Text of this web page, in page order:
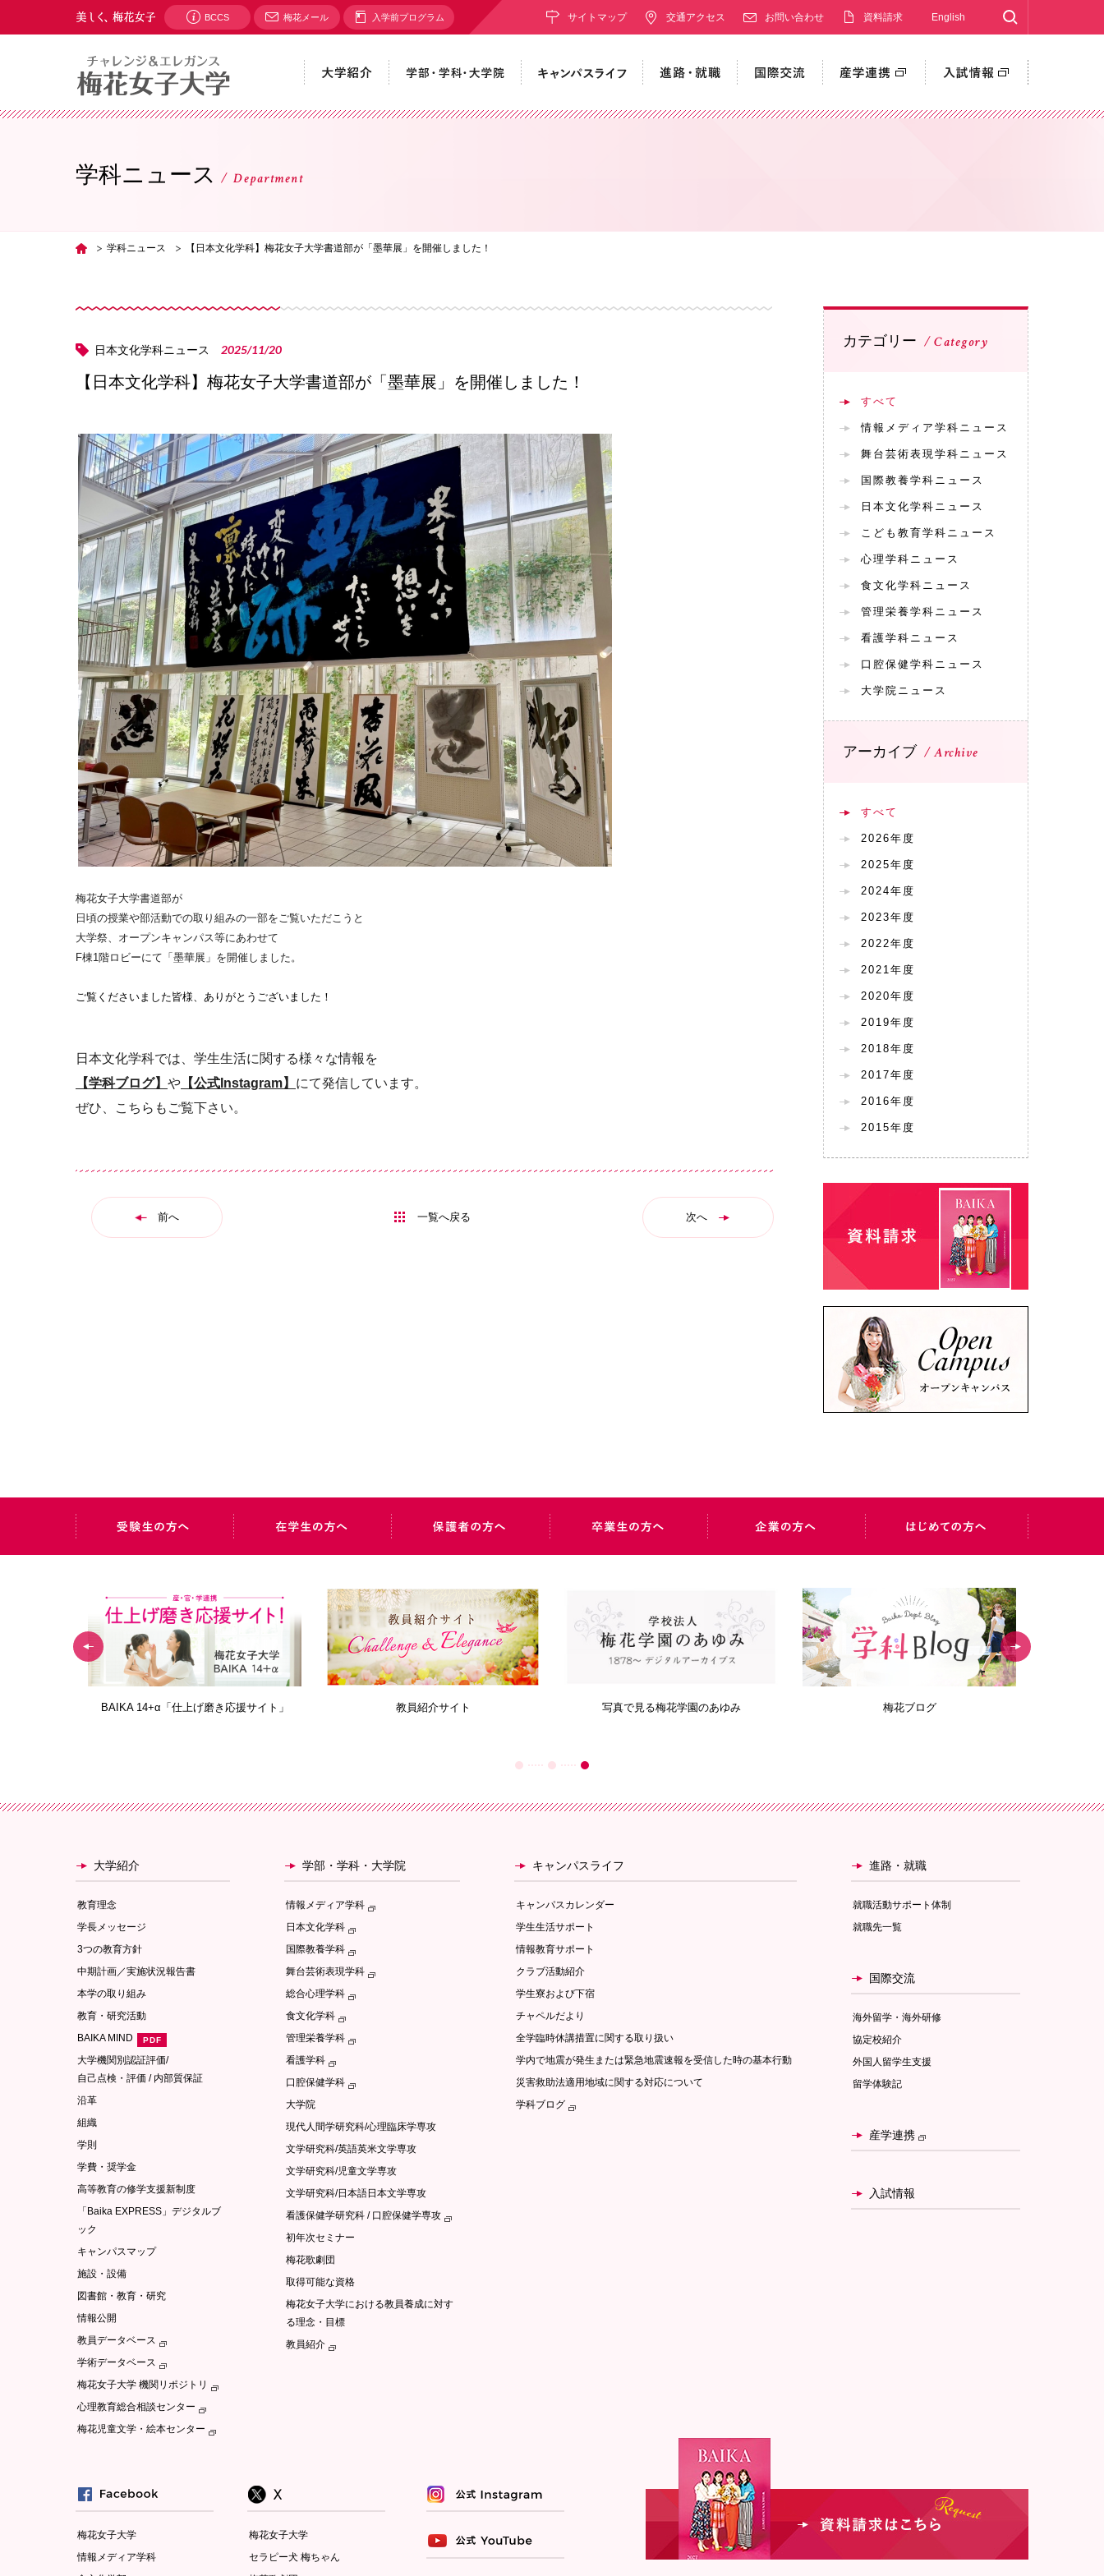
BCCS 梅花メール 入学前プログラム サイトマップ 交通アクセス お問い合わせ 資料請求 English
学科ニュース Department
TOP 学科ニュース 【日本文化学科】梅花女子大学書道部が「墨華展」を開催しました！
日本文化学科ニュース 2025/11/20
【日本文化学科】梅花女子大学書道部が「墨華展」を開催しました！
梅花女子大学書道部が
日頃の授業や部活動での取り組みの一部をご覧いただこうと
大学祭、オープンキャンパス等にあわせて
F棟1階ロビーにて「墨華展」を開催しました。
ご覧くださいました皆様、ありがとうございました！
日本文化学科では、学生生活に関する様々な情報を
【学科ブログ】 や 【公式Instagram】 にて発信しています。
ぜひ、こちらもご覧下さい。
前へ 一覧へ戻る 次へ
カテゴリー Category
すべて
情報メディア学科ニュース
舞台芸術表現学科ニュース
国際教養学科ニュース
日本文化学科ニュース
こども教育学科ニュース
心理学科ニュース
食文化学科ニュース
管理栄養学科ニュース
看護学科ニュース
口腔保健学科ニュース
大学院ニュース
アーカイブ Archive
すべて
2026年度
2025年度
2024年度
2023年度
2022年度
2021年度
2020年度
2019年度
2018年度
2017年度
2016年度
2015年度
BAIKA 14+α「仕上げ磨き応援サイト」 教員紹介サイト 写真で見る梅花学園のあゆみ 梅花ブログ
大学紹介
教育理念
学長メッセージ
3つの教育方針
中期計画／実施状況報告書
本学の取り組み
教育・研究活動
BAIKA MIND
大学機関別認証評価/
自己点検・評価 / 内部質保証
沿革
組織
学則
学費・奨学金
高等教育の修学支援新制度
「Baika EXPRESS」デジタルブ
ック
キャンパスマップ
施設・設備
図書館・教育・研究
情報公開
教員データベース
学術データベース
梅花女子大学 機関リポジトリ
心理教育総合相談センター
梅花児童文学・絵本センター
学部・学科・大学院
情報メディア学科
日本文化学科
国際教養学科
舞台芸術表現学科
総合心理学科
食文化学科
管理栄養学科
看護学科
口腔保健学科
大学院
現代人間学研究科/心理臨床学専攻
文学研究科/英語英米文学専攻
文学研究科/児童文学専攻
文学研究科/日本語日本文学専攻
看護保健学研究科 / 口腔保健学専攻
初年次セミナー
梅花歌劇団
取得可能な資格
梅花女子大学における教員養成に対す
る理念・目標
教員紹介
キャンパスライフ
キャンパスカレンダー
学生生活サポート
情報教育サポート
クラブ活動紹介
学生寮および下宿
チャペルだより
全学臨時休講措置に関する取り扱い
学内で地震が発生または緊急地震速報を受信した時の基本行動
災害救助法適用地域に関する対応について
学科ブログ
進路・就職
就職活動サポート体制
就職先一覧
国際交流
海外留学・海外研修
協定校紹介
外国人留学生支援
留学体験記
産学連携
入試情報
梅花女子大学
情報メディア学科
梅花女子大学
セラピー犬 梅ちゃん